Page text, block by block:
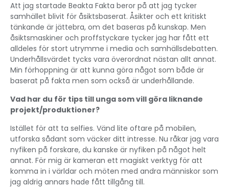
Att jag startade Beakta Fakta beror på att jag tycker
samhället blivit för åsiktsbaserat. Åsikter och ett kritiskt
tänkande är jättebra, om det baseras på kunskap. Men
åsiktsmaskiner och proffstyckare tycker jag har fått ett
alldeles för stort utrymme i media och samhällsdebatten.
Underhållsvärdet tycks vara överordnat nästan allt annat.
Min förhoppning är att kunna göra något som både är
baserat på fakta men som också är underhållande.
Vad har du för tips till unga som vill göra liknande
projekt/produktioner?
Istället för att ta selfies. Vänd lite oftare på mobilen,
utforska sådant som väcker ditt intresse. Nu råkar jag vara
nyfiken på forskare, du kanske är nyfiken på något helt
annat. För mig är kameran ett magiskt verktyg för att
komma in i världar och möten med andra människor som
jag aldrig annars hade fått tillgång till.